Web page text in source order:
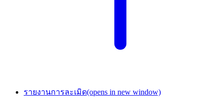
รายงานการละเมิด(opens in new window)